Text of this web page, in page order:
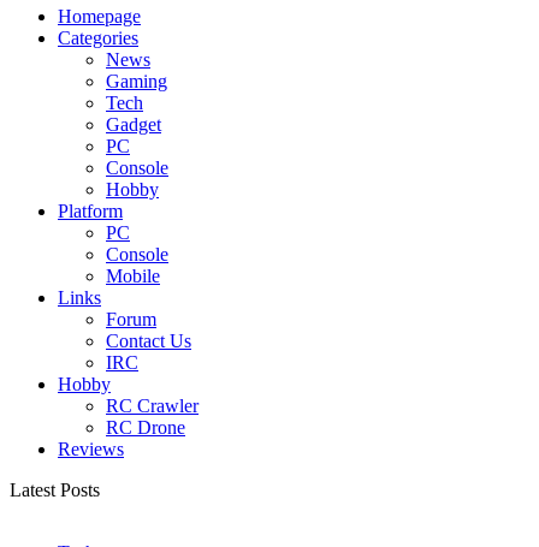
Homepage
Categories
News
Gaming
Tech
Gadget
PC
Console
Hobby
Platform
PC
Console
Mobile
Links
Forum
Contact Us
IRC
Hobby
RC Crawler
RC Drone
Reviews
Latest Posts